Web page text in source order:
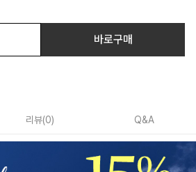
바로구매
리뷰(0) Q&A